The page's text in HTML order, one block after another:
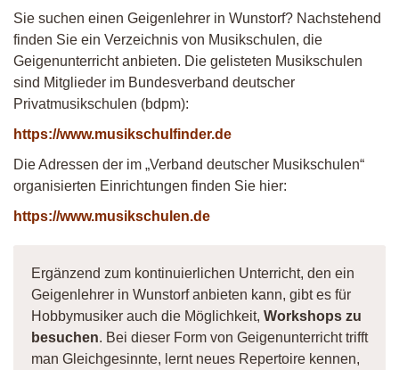
Sie suchen einen Geigenlehrer in Wunstorf? Nachstehend
finden Sie ein Verzeichnis von Musikschulen, die
Geigenunterricht anbieten. Die gelisteten Musikschulen
sind Mitglieder im Bundesverband deutscher
Privatmusikschulen (bdpm):
https://www.musikschulfinder.de
Die Adressen der im „Verband deutscher Musikschulen“
organisierten Einrichtungen finden Sie hier:
https://www.musikschulen.de
Ergänzend zum kontinuierlichen Unterricht, den ein
Geigenlehrer in Wunstorf anbieten kann, gibt es für
Hobbymusiker auch die Möglichkeit, Workshops zu
besuchen. Bei dieser Form von Geigenunterricht trifft
man Gleichgesinnte, lernt neues Repertoire kennen,